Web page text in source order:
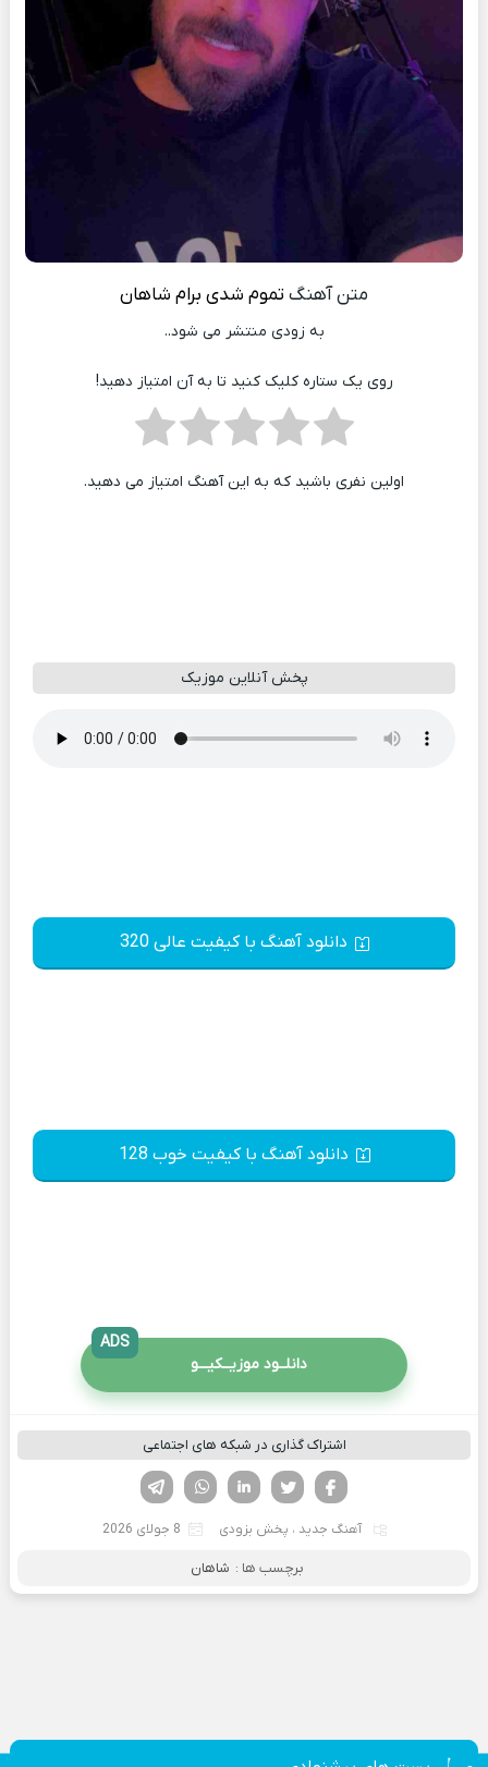
متن آهنگ تموم شدی برام شاهان
به زودی منتشر می شود..
روی یک ستاره کلیک کنید تا به آن امتیاز دهید!
اولین نفری باشید که به این آهنگ امتیاز می دهید.
پخش آنلاین موزیک
دانلود آهنگ با کیفیت عالی 320
دانلود آهنگ با کیفیت خوب 128
دانلــود موزیــکیـــو
ADS
اشتراک گذاری در شبکه های اجتماعی
لینکدین تویتر
فیسوک
آهنگ جدید ، پخش بزودی 8 جولای 2026
برچسب ها : شاهان